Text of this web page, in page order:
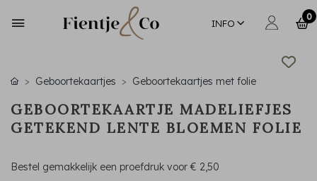
INFO
0
Geboortekaartjes Geboortekaartjes met folie
GEBOORTEKAARTJE MADELIEFJES
GETEKEND LENTE BLOEMEN FOLIE
Bestel gemakkelijk een proefdruk voor€ 2,50